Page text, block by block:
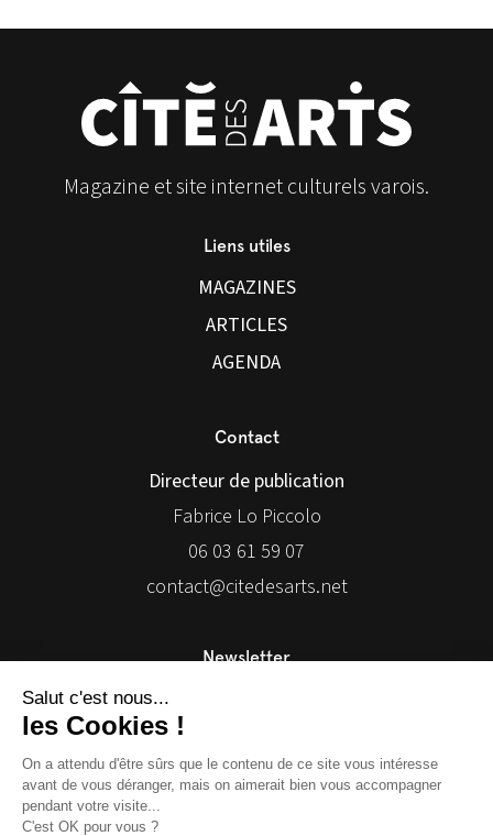
Magazine et site internet culturels varois.
Liens utiles
MAGAZINES
ARTICLES
AGENDA
Contact
Directeur de publication
Fabrice Lo Piccolo
06 03 61 59 07
contact@citedesarts.net
Newsletter